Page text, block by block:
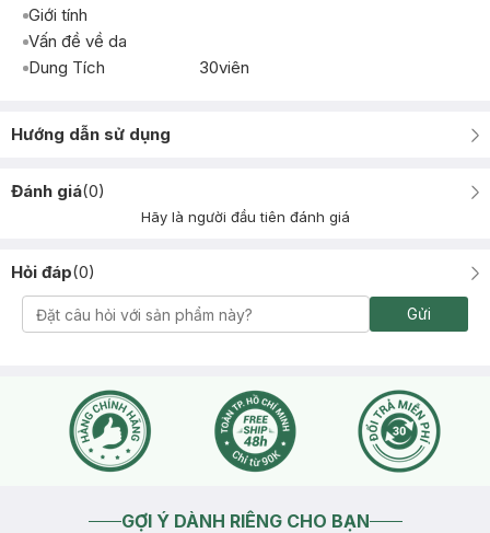
Giới tính
Vấn đề về da
Dung Tích
30viên
Hướng dẫn sử dụng
Đánh giá(0)
Hãy là người đầu tiên đánh giá
Hỏi đáp(0)
Gửi
GỢI Ý DÀNH RIÊNG CHO BẠN